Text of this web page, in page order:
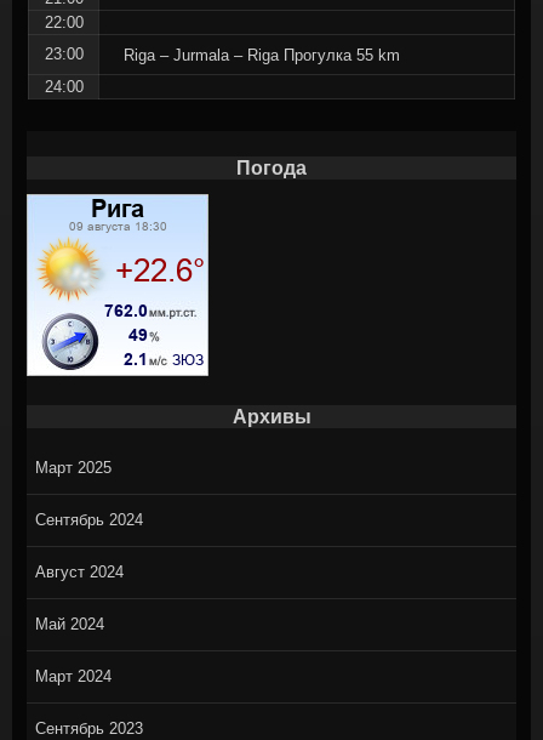
22:00
23:00
Riga – Jurmala – Riga Прогулка 55 km
24:00
Погода
Архивы
Март 2025
Сентябрь 2024
Август 2024
Май 2024
Март 2024
Сентябрь 2023